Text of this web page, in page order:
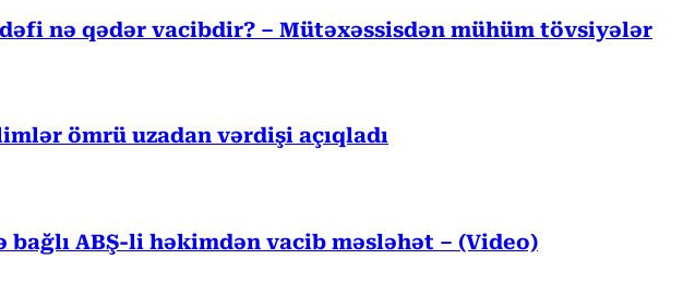
nə qədər vacibdir? – Mütəxəssisdən mühüm tövsiyələr
ömrü uzadan vərdişi açıqladı
bağlı ABŞ-li həkimdən vacib məsləhət – (Video)